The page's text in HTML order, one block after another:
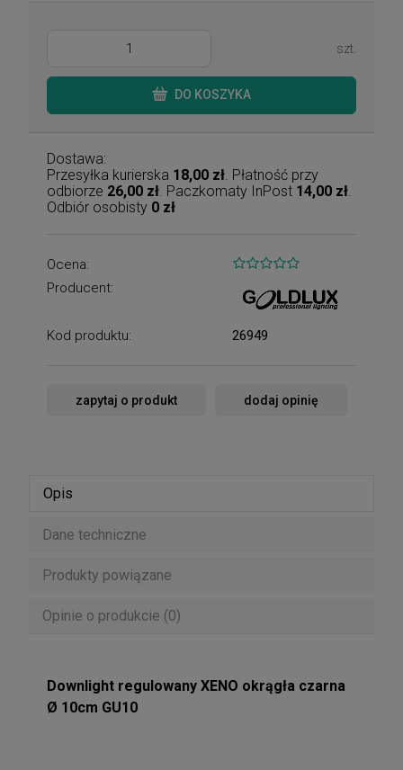
szt.
DO KOSZYKA
Dostawa:
Przesyłka kurierska 18,00 zł . Płatność przy
odbiorze 26,00 zł . Paczkomaty InPost 14,00 zł
Odbiór osobisty 0 zł
Ocena:
Producent:
Kod produktu: 26949
zapytaj o produkt dodaj opinię
Opis
Dane techniczne
Produkty powiązane
Opinie o produkcie (0)
Downlight regulowany XENO okrągła czarna
Ø 10cm GU10